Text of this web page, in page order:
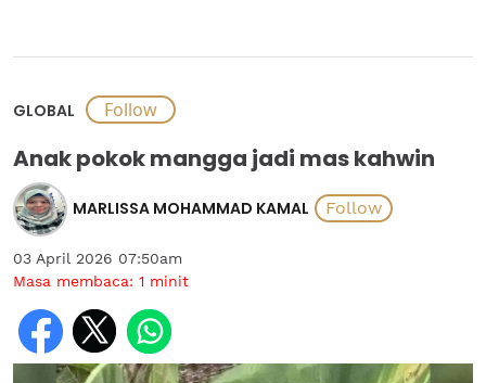
GLOBAL
Anak pokok mangga jadi mas kahwin
MARLISSA MOHAMMAD KAMAL
03 April 2026 07:50am
Masa membaca: 1 minit